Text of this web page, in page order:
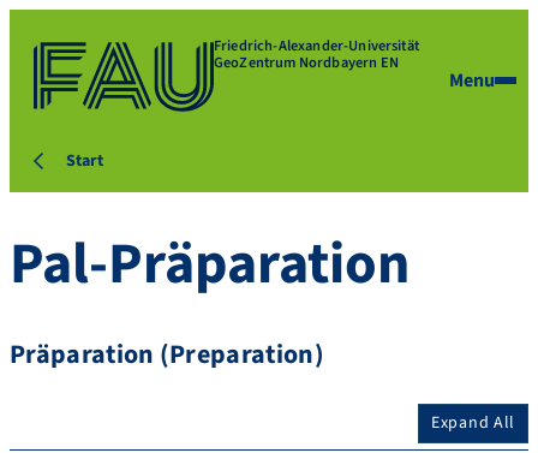
Friedrich-Alexander-Universität
GeoZentrum Nordbayern EN
Menu
Start
Pal-Präparation
Präparation (Preparation)
Expand All